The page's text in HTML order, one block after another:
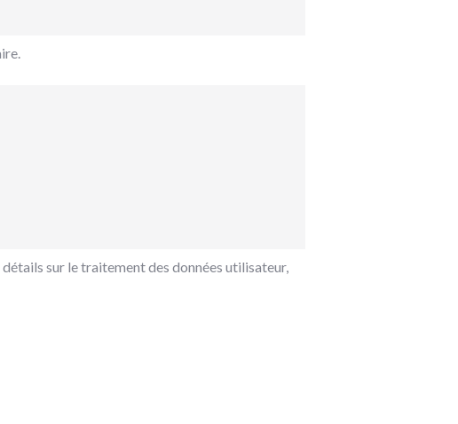
sur le traitement des données utilisateur,